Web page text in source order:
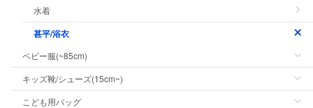
水着
甚平/浴衣
ベビー服(~85cm)
キッズ靴/シューズ(15cm~)
こども用バッグ